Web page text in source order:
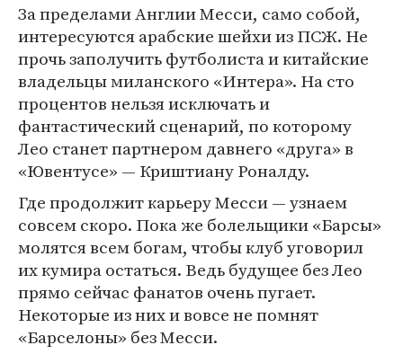
За пределами Англии Месси, само собой,
интересуются арабские шейхи из ПСЖ. Не
прочь заполучить футболиста и китайские
владельцы миланского «Интера». На сто
процентов нельзя исключать и
фантастический сценарий, по которому
Лео станет партнером давнего «друга» в
«Ювентусе» — Криштиану Роналду.
Где продолжит карьеру Месси — узнаем
совсем скоро. Пока же болельщики «Барсы»
молятся всем богам, чтобы клуб уговорил
их кумира остаться. Ведь будущее без Лео
прямо сейчас фанатов очень пугает.
Некоторые из них и вовсе не помнят
«Барселоны» без Месси.